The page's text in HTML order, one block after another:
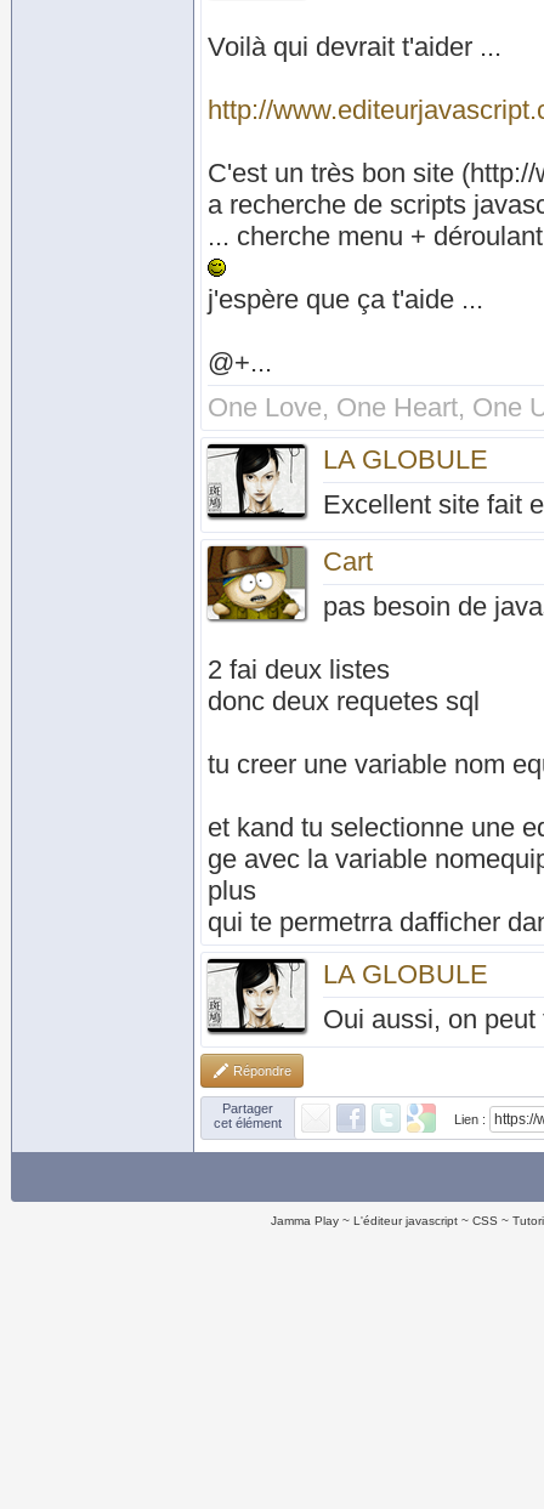
Voilà qui devrait t'aider ...
http://
C'est un très bon site
a recherche de scripts
... cherche menu +
j'espère que ça t'aide ...
@+...
One Love, One Heart, One
LA GLOBULE
Excellent site fait
Cart
pas besoin de
2 fai deux listes
donc deux requetes sql
tu creer une variable nom
et kand tu selectionne une
ge avec la variable
plus
qui te permetrra dafficher
LA GLOBULE
Oui aussi, on
Répondre
Partager
cet élément
Lien :
Jamma Play L'éditeur javascript CSS